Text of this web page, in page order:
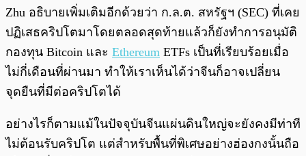
Zhu อธิบายเพิ่มเติมอีกด้วยว่า ก.ล.ต. สหรัฐฯ (SEC) ที่เคย
ปฏิเสธคริปโตมาโดยตลอดสุดท้ายแล้วก็ยังทำการอนุมัติ
กองทุน Bitcoin และ Ethereum ETFs เป็นที่เรียบร้อยเมื่อ
ไม่กี่เดือนที่ผ่านมา ทำให้เราเห็นได้ว่าจีนก็อาจเปลี่ยน
จุดยืนที่มีต่อคริปโตได้
อย่างไรก็ตามแม้ในปัจจุบันจีนแผ่นดินใหญ่จะยังคงมีท่าที
ไม่ต้อนรับคริปโต แต่สำหรับพื้นที่พิเศษอย่างฮ่องกงนั้นถือ